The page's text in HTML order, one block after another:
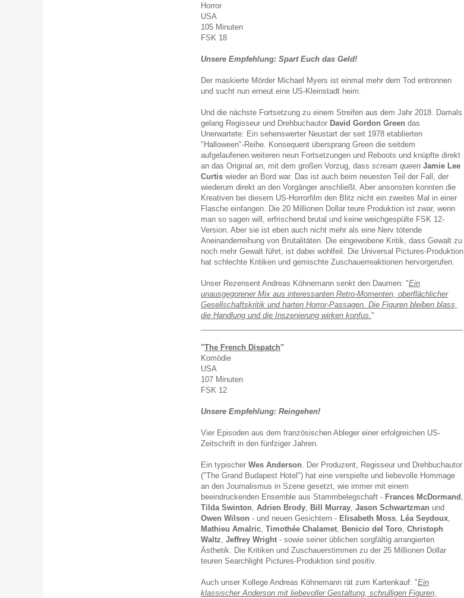
Horror
USA
105 Minuten
FSK 18
Unsere Empfehlung: Spart Euch das Geld!
Der maskierte Mörder Michael Myers ist einmal mehr dem Tod entronnen
und sucht nun erneut eine US-Kleinstadt heim.
Und die nächste Fortsetzung zu einem Streifen aus dem Jahr 2018. Damals
gelang Regisseur und Drehbuchautor David Gordon Green das
Unerwartete: Ein sehenswerter Neustart der seit 1978 etablierten
"Halloween"-Reihe. Konsequent übersprang Green die seitdem
aufgelaufenen weiteren neun Fortsetzungen und Reboots und knüpfte direkt
an das Original an, mit dem großen Vorzug, dass scream queen Jamie Lee
Curtis wieder an Bord war. Das ist auch beim neuesten Teil der Fall, der
wiederum direkt an den Vorgänger anschließt. Aber ansonsten konnten die
Kreativen bei diesem US-Horrorfilm den Blitz nicht ein zweites Mal in einer
Flasche einfangen. Die 20 Millionen Dollar teure Produktion ist zwar, wenn
man so sagen will, erfrischend brutal und keine weichgespülte FSK 12-
Version. Aber sie ist eben auch nicht mehr als eine Nerv tötende
Aneinanderreihung von Brutalitäten. Die eingewobene Kritik, dass Gewalt zu
noch mehr Gewalt führt, ist dabei wohlfeil. Die Universal Pictures-Produktion
hat schlechte Kritiken und gemischte Zuschauerreaktionen hervorgerufen.
Unser Rezensent Andreas Köhnemann senkt den Daumen: "Ein
unausgegorener Mix aus interessanten Retro-Momenten, oberflächlicher
Gesellschaftskritik und harten Horror-Passagen. Die Figuren bleiben blass,
die Handlung und die Inszenierung wirken konfus."
"The French Dispatch"
Komödie
USA
107 Minuten
FSK 12
Unsere Empfehlung: Reingehen!
Vier Episoden aus dem französischen Ableger einer erfolgreichen US-
Zeitschrift in den fünfziger Jahren.
Ein typischer Wes Anderson. Der Produzent, Regisseur und Drehbuchautor
("The Grand Budapest Hotel") hat eine verspielte und liebevolle Hommage
an den Journalismus in Szene gesetzt, wie immer mit einem
beeindruckenden Ensemble aus Stammbelegschaft - Frances McDormand ,
Tilda Swinton, Adrien Brody, Bill Murray, Jason Schwartzman und
Owen Wilson - und neuen Gesichtern - Elisabeth Moss, Léa Seydoux,
Mathieu Amalric, Timothée Chalamet, Benicio del Toro, Christoph
Waltz, Jeffrey Wright - sowie seiner üblichen sorgfältig arrangierten
Ästhetik. Die Kritiken und Zuschauerstimmen zu der 25 Millionen Dollar
teuren Searchlight Pictures-Produktion sind positiv.
Auch unser Kollege Andreas Köhnemann rät zum Kartenkauf: "Ein
klassischer Anderson mit liebevoller Gestaltung, schrulligen Figuren,